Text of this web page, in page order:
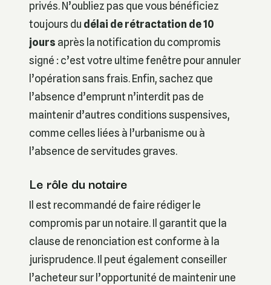
privés. N’oubliez pas que vous bénéficiez
toujours du délai de rétractation de 10
jours après la notification du compromis
signé : c’est votre ultime fenêtre pour annuler
l’opération sans frais. Enfin, sachez que
l’absence d’emprunt n’interdit pas de
maintenir d’autres conditions suspensives,
comme celles liées à l’urbanisme ou à
l’absence de servitudes graves.
Le rôle du notaire
Il est recommandé de faire rédiger le
compromis par un notaire. Il garantit que la
clause de renonciation est conforme à la
jurisprudence. Il peut également conseiller
l’acheteur sur l’opportunité de maintenir une